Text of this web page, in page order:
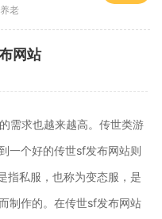
老
网站
需求也越来越高。传世类游
一个好的传世sf发布网站则
指私服，也称为变态服，是
制作的。在传世sf发布网站